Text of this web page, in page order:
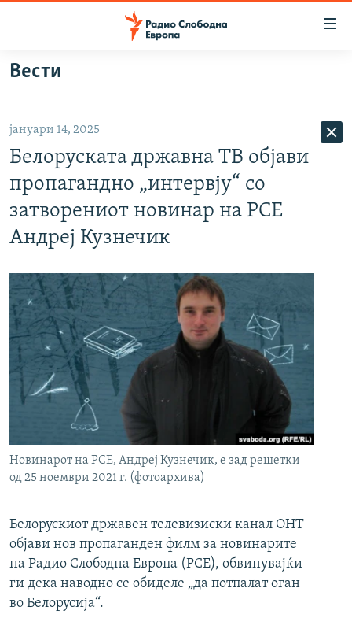
Оди
на
Оди
на
главната
навигација
Премини
на
пребарување
ВИЗУЕЛНО
ШТО ТРЕБА ДА ЗНАЕТЕ
ПРИЈАВИ СЕ ЗА ЊУЗЛЕТЕР
ПОДКАСТ ЗОШТО?
СЛЕДЕТЕ НЕ
РСЕ веб страници
Вести
јануари 14, 2025
Белоруската државна ТВ објави
пропагандно „интервју“ со
затворениот новинар на РСЕ
Андреј Кузнечик
Новинарот на РСЕ, Андреј Кузнечик, е зад решетки
од 25 ноември 2021 г. (фотоархива)
Белорускиот државен телевизиски канал ОНТ
објави нов пропаганден филм за новинарите
на Радио Слободна Европа (РСЕ), обвинувајќи
ги дека наводно се обиделе „да потпалат оган
во Белорусија“.